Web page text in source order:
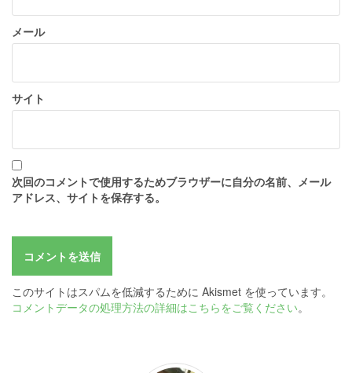
メール
サイト
次回のコメントで使用するためブラウザーに自分の名前、メール
アドレス、サイトを保存する。
このサイトはスパムを低減するために Akismet を使っています。
コメントデータの処理方法の詳細はこちらをご覧ください。